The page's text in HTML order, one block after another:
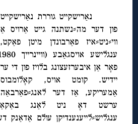
נאַרישקייט גוררת
פון דער מה⸗נשתנה גייט אַרויס
ווי⸗ניט⸗איז פאַרבונדן מיטן
פאָר אַן איבערזעצונג בלויז פון די
יידיש. קומט אויס,
אַמעריקע, אַז דער
ערשט דאָ ניט לאַנג
ענגליש⸗לייענענדיקן עולם אַדאַנק